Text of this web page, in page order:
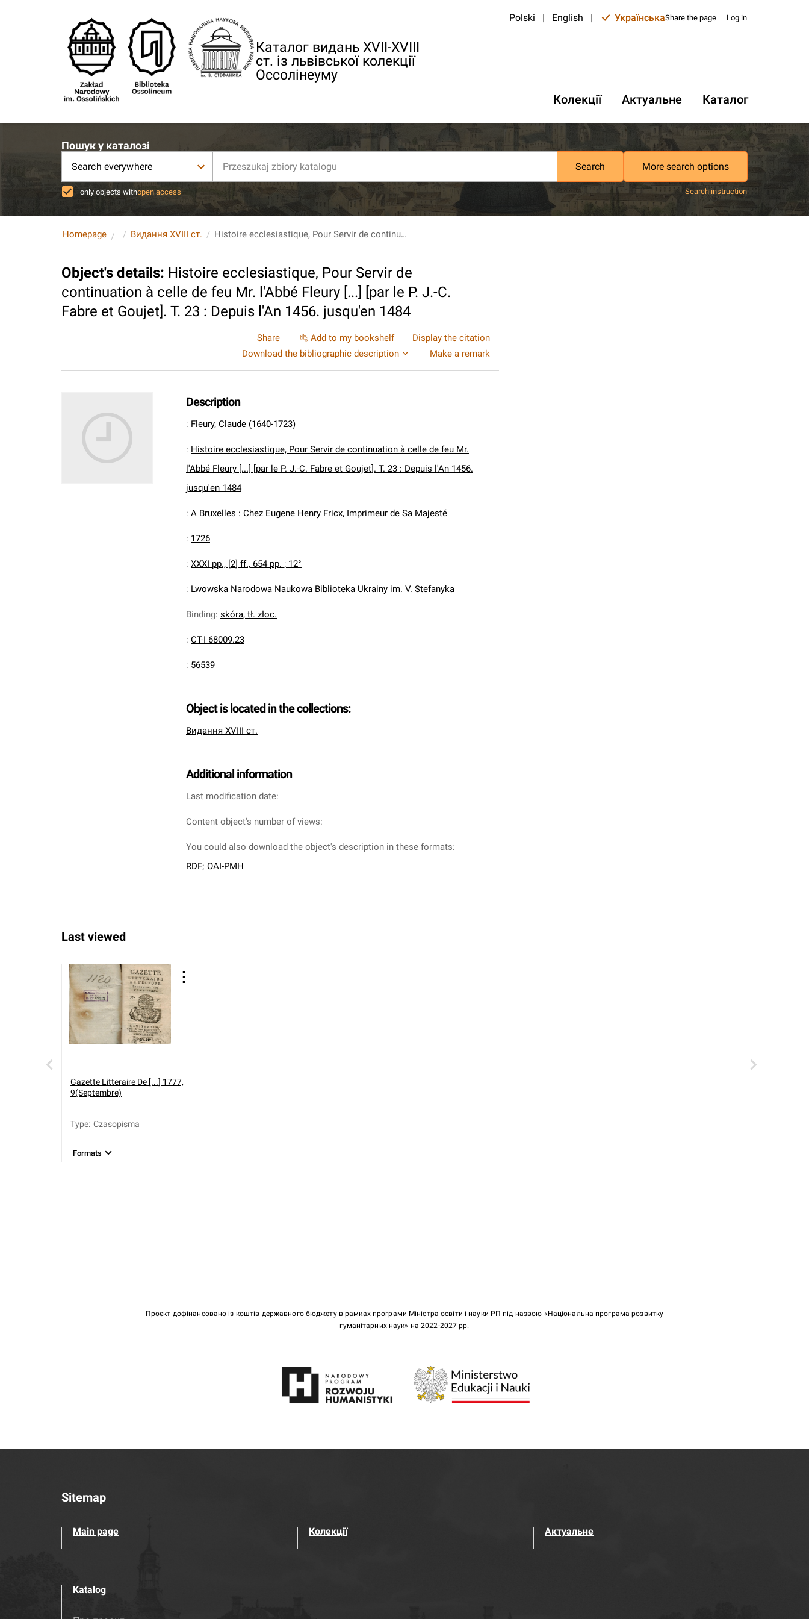
Каталог видань XVII-XVIII
ст. із львівської колекції
Оссолінеуму
Polski | English | УкраїнськаShare the page Log in
Колекції Актуальне Каталог
Пошук у каталозі
Search everywhere Search More search options
only objects withopen access Search instruction
Homepage Видання XVIII ст. Histoire ecclesiastique, Pour Servir de continuation à celle de feu Mr. l'Abbé Fleury [...] [par le P. J.-C. Fabre et Goujet]. T. 23 : Depuis l'An 1456. jusqu'en 1484
Object's details: Histoire ecclesiastique, Pour Servir de
continuation à celle de feu Mr. l'Abbé Fleury [...] [par le P. J.-C.
Fabre et Goujet]. T. 23 : Depuis l'An 1456. jusqu'en 1484
Share Add to my bookshelf
Display the citation
Download the bibliographic description
Make a remark
Description
: Fleury, Claude (1640-1723)
: Histoire ecclesiastique, Pour Servir de continuation à celle de feu Mr.
l'Abbé Fleury [...] [par le P. J.-C. Fabre et Goujet]. T. 23 : Depuis l'An 1456.
jusqu'en 1484
: A Bruxelles : Chez Eugene Henry Fricx, Imprimeur de Sa Majesté
: 1726
: XXXI pp., [2] ff., 654 pp. ; 12°
: Lwowska Narodowa Naukowa Biblioteka Ukrainy im. V. Stefanyka
Binding: skóra, tł. złoc.
: CT-I 68009.23
: 56539
Object is located in the collections:
Видання XVIII ст.
Additional information
Last modification date:
Content object's number of views:
You could also download the object's description in these formats:
RDF; OAI-PMH
Last viewed
Gazette Litteraire De [...] 1777,
9(Septembre)
Type: Czasopisma
Formats
Проєкт дофінансовано із коштів державного бюджету в рамках програми Міністра освіти і науки РП під назвою «Національна програма розвитку
гуманітарних наук» на 2022-2027 рр.
Sitemap
Main page Колекції Актуальне
Katalog